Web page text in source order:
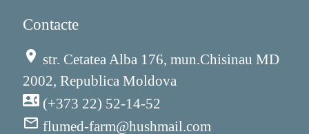
Contacte
place str. Cetatea Alba 176, mun.Chisinau MD
2002, Republica Moldova
contact_phone(+373 22) 52-14-52
mail_outline flumed-farm@hushmail.com